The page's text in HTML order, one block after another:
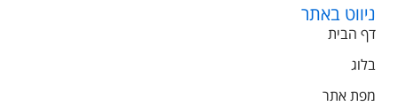
ניווט באתר
דף הבית
בלוג
מפת אתר